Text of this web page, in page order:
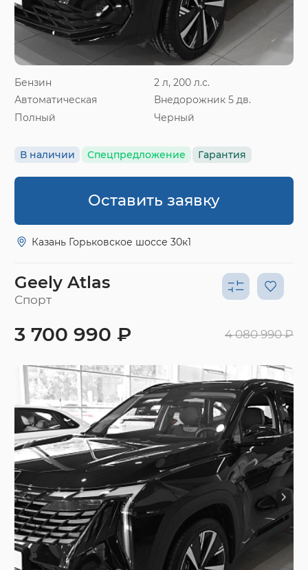
Бензин
2 л, 200 л.с.
Автоматическая
Внедорожник 5 дв.
Полный
Черный
В наличии Спецпредложение Гарантия
Оставить заявку
Казань Горьковское шоссе 30к1
Geely Atlas
Спорт
3 700 990 ₽ 4 080 990 ₽